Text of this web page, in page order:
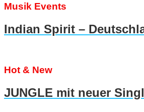
Musik Events
Indian Spirit –
Hot & New
JUNGLE mit neuer